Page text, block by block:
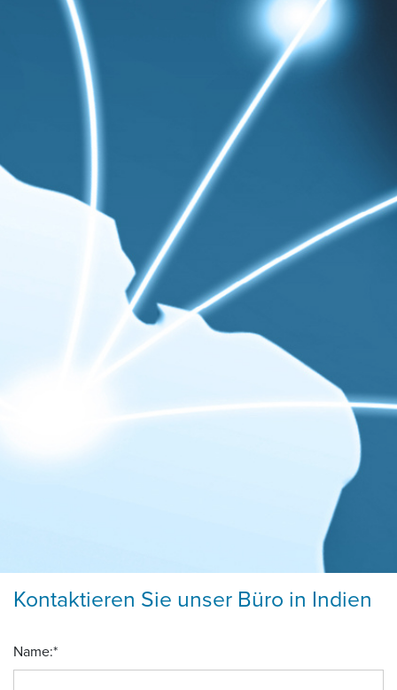
Kontaktieren Sie unser Büro in Indien
Name:*